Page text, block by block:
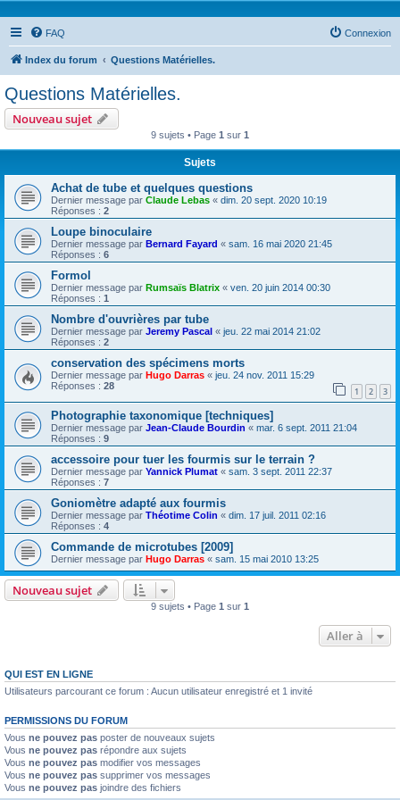
FAQ Connexion
Index du forum Questions Matérielles.
Questions Matérielles.
Nouveau sujet
9 sujets • Page 1 sur 1
Sujets
Achat de tube et quelques questions
Dernier message par Claude Lebas « dim. 20 sept. 2020 10:19
Réponses : 2
Loupe binoculaire
Dernier message par Bernard Fayard « sam. 16 mai 2020 21:45
Réponses : 6
Formol
Dernier message par Rumsaïs Blatrix « ven. 20 juin 2014 00:30
Réponses : 1
Nombre d'ouvrières par tube
Dernier message par Jeremy Pascal « jeu. 22 mai 2014 21:02
Réponses : 2
conservation des spécimens morts
Dernier message par Hugo Darras « jeu. 24 nov. 2011 15:29
Réponses : 28 1 2 3
Photographie taxonomique [techniques]
Dernier message par Jean-Claude Bourdin « mar. 6 sept. 2011 21:04
Réponses : 9
accessoire pour tuer les fourmis sur le terrain ?
Dernier message par Yannick Plumat « sam. 3 sept. 2011 22:37
Réponses : 7
Goniomètre adapté aux fourmis
Dernier message par Théotime Colin « dim. 17 juil. 2011 02:16
Réponses : 4
Commande de microtubes [2009]
Dernier message par Hugo Darras « sam. 15 mai 2010 13:25
Nouveau sujet
9 sujets • Page 1 sur 1
Aller à
QUI EST EN LIGNE
Utilisateurs parcourant ce forum : Aucun utilisateur enregistré et 1 invité
PERMISSIONS DU FORUM
Vous ne pouvez pas poster de nouveaux sujets
Vous ne pouvez pas répondre aux sujets
Vous ne pouvez pas modifier vos messages
Vous ne pouvez pas supprimer vos messages
Vous ne pouvez pas joindre des fichiers